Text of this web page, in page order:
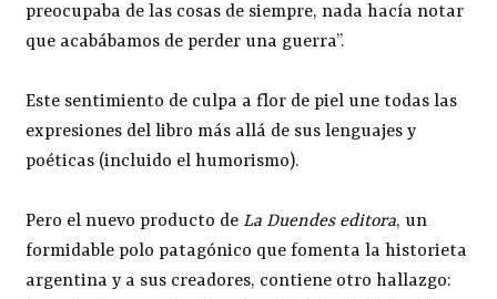
preocupaba de las cosas de siempre, nada hacía notar
que acabábamos de perder una guerra”.
Este sentimiento de culpa a flor de piel une todas las
expresiones del libro más allá de sus lenguajes y
poéticas (incluido el humorismo).
Pero el nuevo producto deLa Duendes editora, un
formidable polo patagónico que fomenta la historieta
argentina y a sus creadores, contiene otro hallazgo: